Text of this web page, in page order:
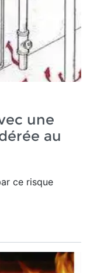
une
au
ce risque